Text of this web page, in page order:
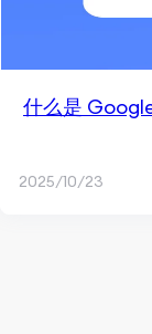
什么是
2025/10/23